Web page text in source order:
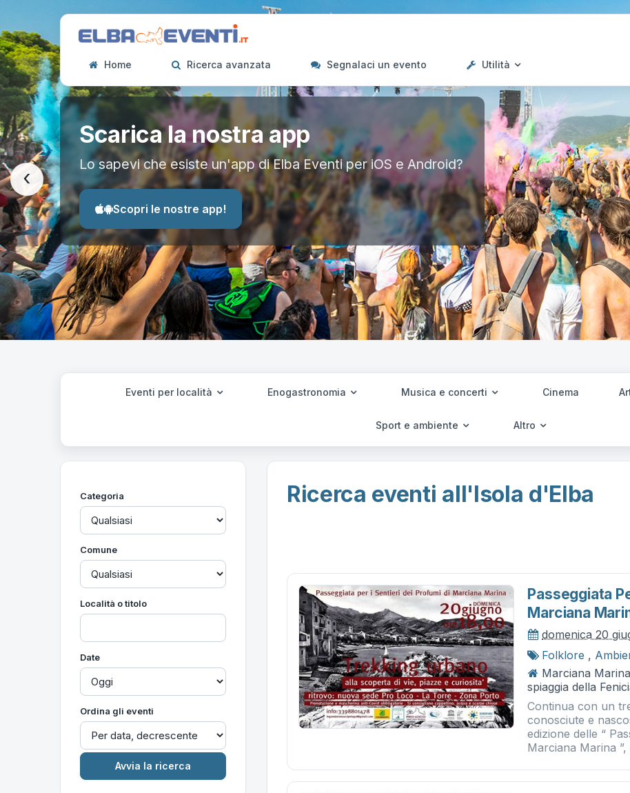
Home Ricerca avanzata Segnalaci un evento Utilità
Scarica la nostra app
Lo sapevi che esiste un'app di Elba Eventi per iOS e Android?
Scopri le nostre app!
‹
Eventi per località Enogastronomia Musica e concerti Cinema
Sport e ambiente Altro
Categoria
Comune
Località o titolo
Date
Ordina gli eventi
Ricerca eventi all'Isola d'Elba
Passeggiata
Marciana
domenica 20
Folklore ,
Marciana
spiaggia della
Continua con un
conosciute e
edizione delle “
Marciana Marina